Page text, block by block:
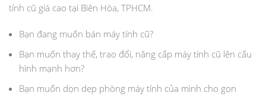
tính cũ giá cao tại Biên Hòa, TPHCM.
Bạn đang muốn bán máy tính cũ?
Bạn muốn thay thế, trao đổi, nâng cấp máy tính cũ lên cấu
hình mạnh hơn?
Bạn muốn dọn dẹp phòng máy tính của mình cho gọn